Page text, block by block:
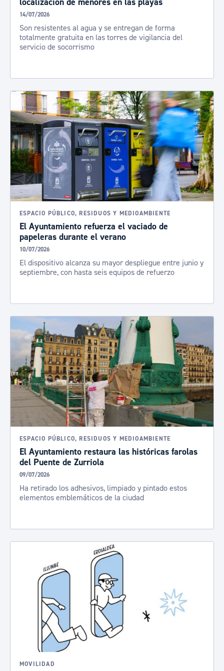
14/07/2026
Son resistentes al agua y se entregan de forma
totalmente gratuita en las torres de vigilancia del
servicio de socorrismo
ESPACIO PÚBLICO, RESIDUOS Y MEDIOAMBIENTE
El Ayuntamiento refuerza el vaciado de
papeleras durante el verano
10/07/2026
El dispositivo alcanza su mayor despliegue entre junio y
septiembre, con hasta seis equipos de refuerzo
ESPACIO PÚBLICO, RESIDUOS Y MEDIOAMBIENTE
El Ayuntamiento restaura las históricas farolas
del Puente de Zurriola
09/07/2026
Ha retirado los adhesivos, limpiado y pintado estos
elementos emblemáticos de la ciudad
MOVILIDAD